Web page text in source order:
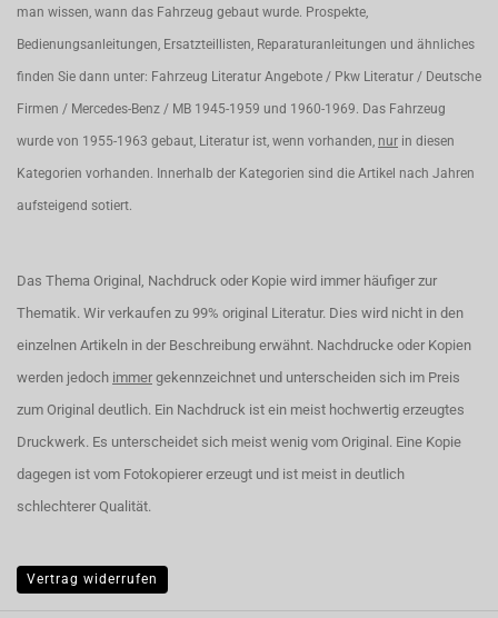
man wissen, wann das Fahrzeug gebaut wurde. Prospekte,
Bedienungsanleitungen, Ersatzteillisten, Reparaturanleitungen und ähnliches
finden Sie dann unter: Fahrzeug Literatur Angebote / Pkw Literatur / Deutsche
Firmen / Mercedes-Benz / MB 1945-1959 und 1960-1969. Das Fahrzeug
wurde von 1955-1963 gebaut, Literatur ist, wenn vorhanden, nur in diesen
Kategorien vorhanden. Innerhalb der Kategorien sind die Artikel nach Jahren
aufsteigend sotiert.
Das Thema Original, Nachdruck oder Kopie wird immer häufiger zur
Thematik. Wir verkaufen zu 99% original Literatur. Dies wird nicht in den
einzelnen Artikeln in der Beschreibung erwähnt. Nachdrucke oder Kopien
werden jedoch immer gekennzeichnet und unterscheiden sich im Preis
zum Original deutlich. Ein Nachdruck ist ein meist hochwertig erzeugtes
Druckwerk. Es unterscheidet sich meist wenig vom Original. Eine Kopie
dagegen ist vom Fotokopierer erzeugt und ist meist in deutlich
schlechterer Qualität.
Vertrag widerrufen